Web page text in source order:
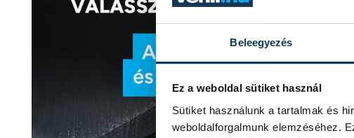
Beleegyezés
Ez a weboldal sütiket használ
Sütiket használunk a tartalmak és
weboldalforgalmunk elemzéséhez.